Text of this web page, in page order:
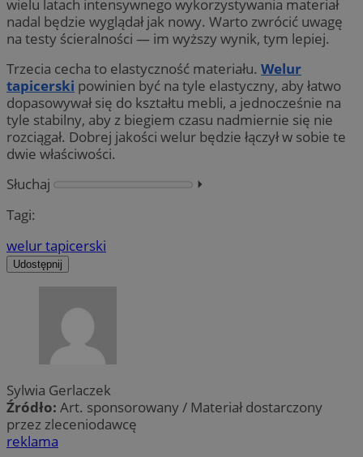
wielu latach intensywnego wykorzystywania materiał
nadal będzie wyglądał jak nowy. Warto zwrócić uwagę
na testy ścieralności — im wyższy wynik, tym lepiej.
Trzecia cecha to elastyczność materiału. Welur
tapicerski powinien być na tyle elastyczny, aby łatwo
dopasowywał się do kształtu mebli, a jednocześnie na
tyle stabilny, aby z biegiem czasu nadmiernie się nie
rozciągał. Dobrej jakości welur będzie łączył w sobie te
dwie właściwości.
Słuchaj
⏵︎
Tagi:
welur tapicerski
Udostępnij
Sylwia Gerlaczek
Źródło: Art. sponsorowany / Materiał dostarczony
przez zleceniodawcę
reklama